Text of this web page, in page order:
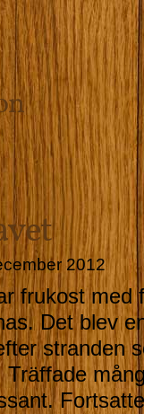
2012
frukost med
Det blev
stranden